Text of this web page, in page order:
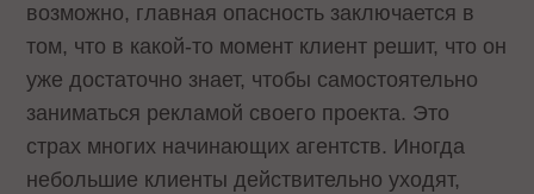
возможно, главная опасность заключается в
том, что в какой-то момент клиент решит, что он
уже достаточно знает, чтобы самостоятельно
заниматься рекламой своего проекта. Это
страх многих начинающих агентств. Иногда
небольшие клиенты действительно уходят,